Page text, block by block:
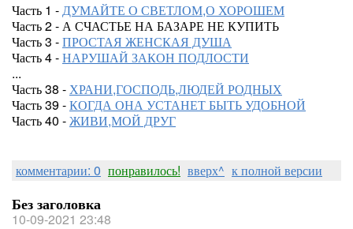
Часть 1 -ДУМАЙТЕ О СВЕТЛОМ,О ХОРОШЕМ
Часть 2 - А СЧАСТЬЕ НА БАЗАРЕ НЕ КУПИТЬ
Часть 3 -ПРОСТАЯ ЖЕНСКАЯ ДУША
Часть 4 -НАРУШАЙ ЗАКОН ПОДЛОСТИ
...
Часть 38 -ХРАНИ,ГОСПОДЬ,ЛЮДЕЙ РОДНЫХ
Часть 39 -КОГДА ОНА УСТАНЕТ БЫТЬ УДОБНОЙ
Часть 40 -ЖИВИ,МОЙ ДРУГ
комментарии: 0 понравилось! вверх^ к полной версии
Без заголовка
10-09-2021 23:48